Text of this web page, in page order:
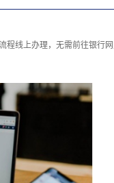
线上办理，无需前往银行